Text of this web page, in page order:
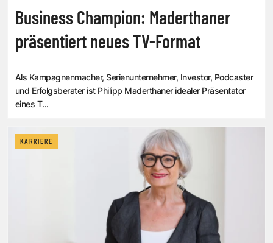
Business Champion: Maderthaner
präsentiert neues TV-Format
Als Kampagnenmacher, Serienunternehmer, Investor, Podcaster
und Erfolgsberater ist Philipp Maderthaner idealer Präsentator
eines T...
KARRIERE